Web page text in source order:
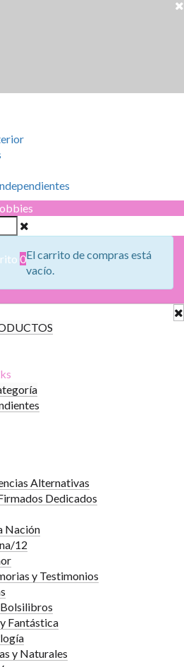
0El carrito de compras está
vacío.
Alternativas
Dedicados
Nación
12
y Testimonios
Fantástica
y Naturales